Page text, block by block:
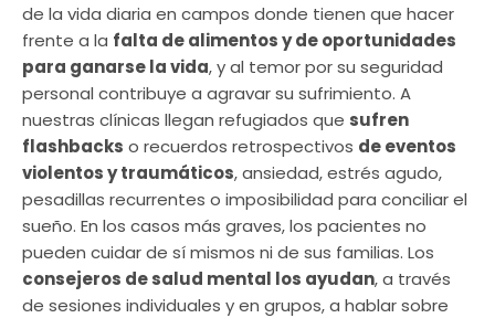
de la vida diaria en campos donde tienen que hacer
frente a la falta de alimentos y de oportunidades
para ganarse la vida, y al temor por su seguridad
personal contribuye a agravar su sufrimiento. A
nuestras clínicas llegan refugiados que sufren
flashbacks o recuerdos retrospectivos de eventos
violentos y traumáticos, ansiedad, estrés agudo,
pesadillas recurrentes o imposibilidad para conciliar el
sueño. En los casos más graves, los pacientes no
pueden cuidar de sí mismos ni de sus familias. Los
consejeros de salud mental los ayudan, a través
de sesiones individuales y en grupos, a hablar sobre